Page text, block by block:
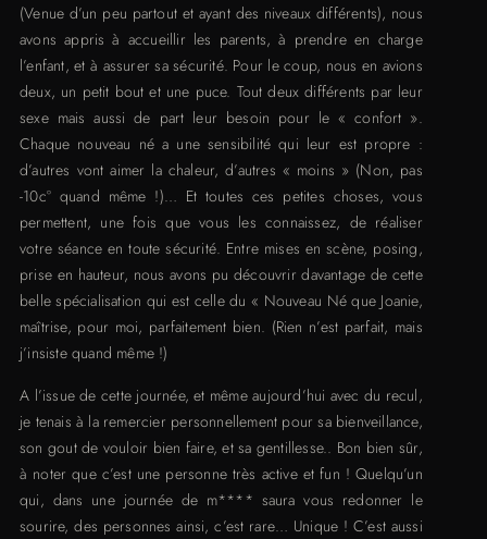
(Venue d’un peu partout et ayant des niveaux différents), nous
avons appris à accueillir les parents, à prendre en charge
l’enfant, et à assurer sa sécurité. Pour le coup, nous en avions
deux, un petit bout et une puce. Tout deux différents par leur
sexe mais aussi de part leur besoin pour le « confort ».
Chaque nouveau né a une sensibilité qui leur est propre :
d’autres vont aimer la chaleur, d’autres « moins » (Non, pas
-10c° quand même !)… Et toutes ces petites choses, vous
permettent, une fois que vous les connaissez, de réaliser
votre séance en toute sécurité. Entre mises en scène, posing,
prise en hauteur, nous avons pu découvrir davantage de cette
belle spécialisation qui est celle du « Nouveau Né que Joanie,
maîtrise, pour moi, parfaitement bien. (Rien n’est parfait, mais
j’insiste quand même !)
A l’issue de cette journée, et même aujourd’hui avec du recul,
je tenais à la remercier personnellement pour sa bienveillance,
son gout de vouloir bien faire, et sa gentillesse.. Bon bien sûr,
à noter que c’est une personne très active et fun ! Quelqu’un
qui, dans une journée de m**** saura vous redonner le
sourire, des personnes ainsi, c’est rare… Unique ! C’est aussi